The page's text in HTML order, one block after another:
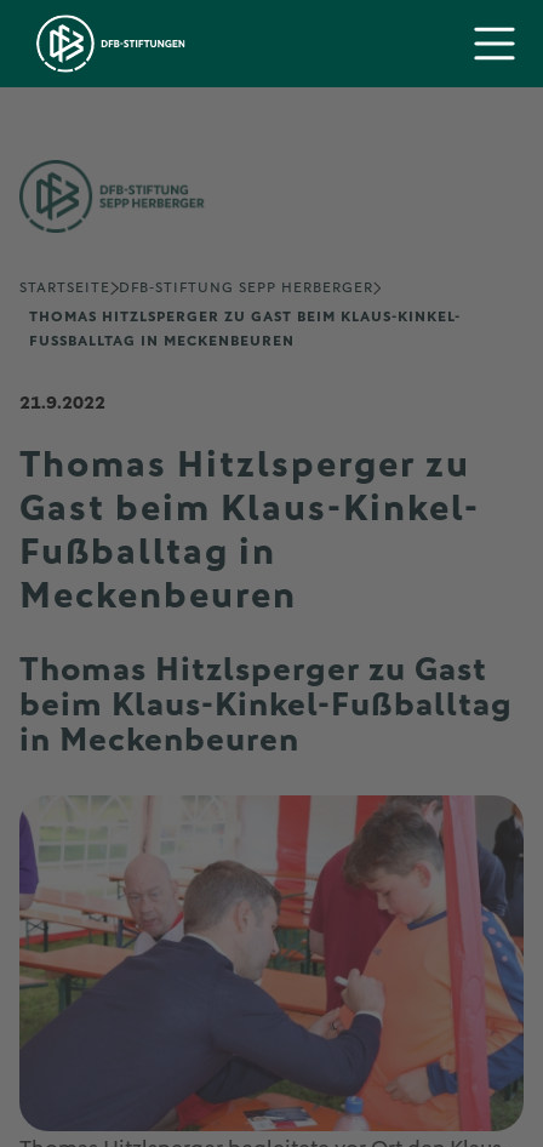
STARTSEITE
DFB-STIFTUNG SEPP HERBERGER
THOMAS HITZLSPERGER ZU GAST BEIM KLAUS-KINKEL-
FUSSBALLTAG IN MECKENBEUREN
21.9.2022
Thomas Hitzlsperger zu
Gast beim Klaus-Kinkel-
Fußballtag in
Meckenbeuren
Thomas Hitzlsperger zu Gast
beim Klaus-Kinkel-Fußballtag
in Meckenbeuren